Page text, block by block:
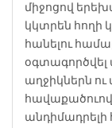
միջոցով
կկտրեն հողի
հանելու
աղջիկներն
անդիմադրելի